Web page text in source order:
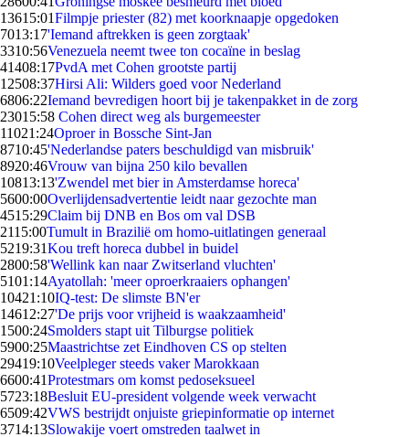
13615:01Filmpje priester (82) met koorknaapje opgedoken
7013:17'Iemand aftrekken is geen zorgtaak'
3310:56Venezuela neemt twee ton cocaïne in beslag
41408:17PvdA met Cohen grootste partij
12508:37Hirsi Ali: Wilders goed voor Nederland
6806:22Iemand bevredigen hoort bij je takenpakket in de zorg
23015:58 Cohen direct weg als burgemeester
11021:24Oproer in Bossche Sint-Jan
8710:45'Nederlandse paters beschuldigd van misbruik'
8920:46Vrouw van bijna 250 kilo bevallen
10813:13'Zwendel met bier in Amsterdamse horeca'
5600:00Overlijdensadvertentie leidt naar gezochte man
4515:29Claim bij DNB en Bos om val DSB
2115:00Tumult in Brazilië om homo-uitlatingen generaal
5219:31Kou treft horeca dubbel in buidel
2800:58'Wellink kan naar Zwitserland vluchten'
5101:14Ayatollah: 'meer oproerkraaiers ophangen'
10421:10IQ-test: De slimste BN'er
14612:27'De prijs voor vrijheid is waakzaamheid'
1500:24Smolders stapt uit Tilburgse politiek
5900:25Maastrichtse zet Eindhoven CS op stelten
29419:10Veelpleger steeds vaker Marokkaan
6600:41Protestmars om komst pedoseksueel
5723:18Besluit EU-president volgende week verwacht
6509:42VWS bestrijdt onjuiste griepinformatie op internet
3714:13Slowakije voert omstreden taalwet in